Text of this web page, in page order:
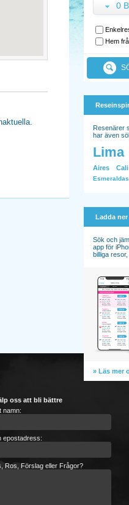
0
Hem
Resenärer
har även
Lima
Aires Cali
Esmeraldas
Ladda
Sök och
app för
billiga
» Läs mer
oss att bli bättre
namn:
epostadress:
Ros, Förslag eller Frågor?